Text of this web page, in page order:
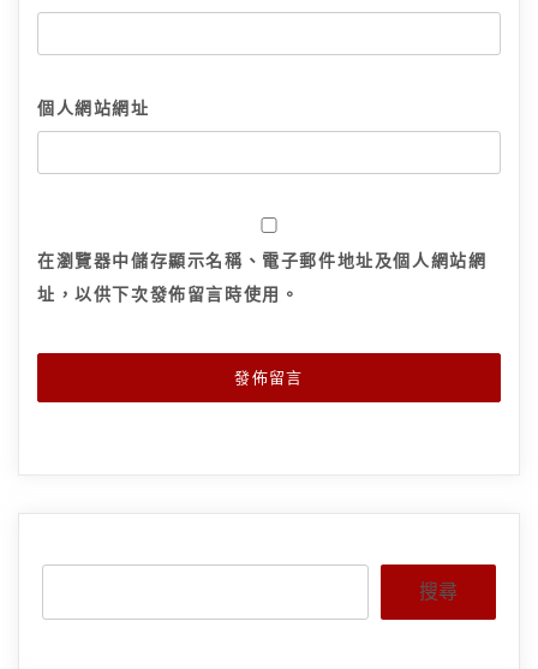
個人網站網址
在瀏覽器中儲存顯示名稱、電子郵件地址及個人網站網
址，以供下次發佈留言時使用。
搜尋